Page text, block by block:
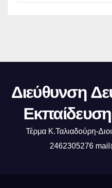
Διεύθυνση
Τέρμα Κ.Ταλιαδούρη-
2462305276